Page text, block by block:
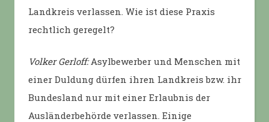
Landkreis verlassen. Wie ist diese Praxis
rechtlich geregelt?
Volker Gerloff:Asylbewerber und Menschen mit
einer Duldung dürfen ihren Landkreis bzw. ihr
Bundesland nur mit einer Erlaubnis der
Ausländerbehörde verlassen. Einige